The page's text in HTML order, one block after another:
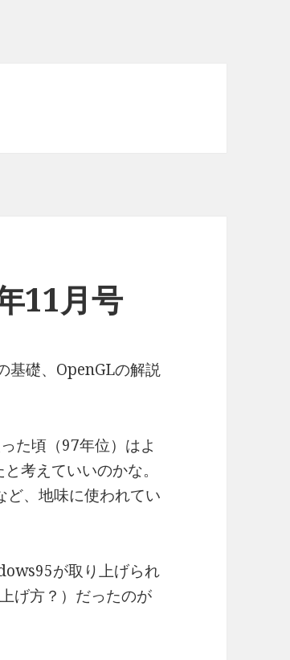
11月号
基礎、OpenGLの解説
た頃（97年位）はよ
考えていいのかな。
、地味に使われてい
が取り上げられ
げ方？）だったのが